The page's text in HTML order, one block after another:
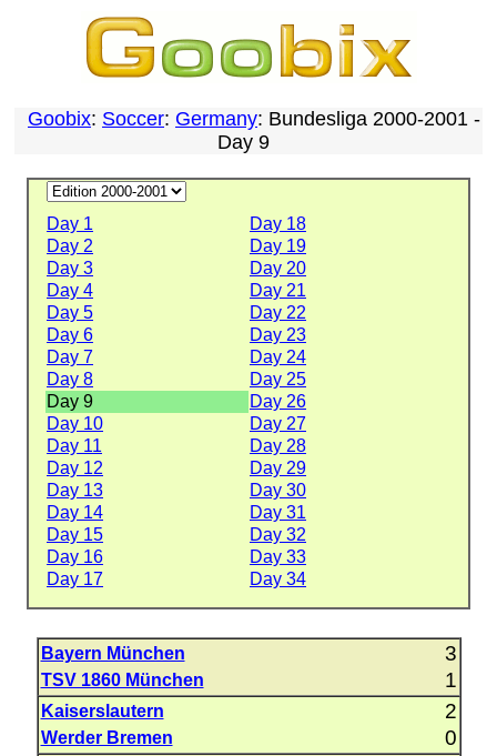
Goobix: Soccer: Germany: Bundesliga 2000-2001 -
Day 9
Day 1
Day 18
Day 2
Day 19
Day 3
Day 20
Day 4
Day 21
Day 5
Day 22
Day 6
Day 23
Day 7
Day 24
Day 8
Day 25
Day 9
Day 26
Day 10
Day 27
Day 11
Day 28
Day 12
Day 29
Day 13
Day 30
Day 14
Day 31
Day 15
Day 32
Day 16
Day 33
Day 17
Day 34
Bayern München 3
TSV 1860 München 1
Kaiserslautern 2
Werder Bremen 0